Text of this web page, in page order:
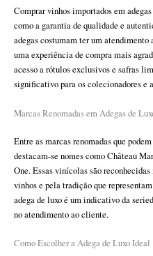
Comprar vinhos importados em
como a garantia de qualidade e
adegas costumam ter um
uma experiência de compra mais
acesso a rótulos exclusivos e safras
significativo para os colecionadores e
Marcas Renomadas em Adegas de
Entre as marcas renomadas que
destacam-se nomes como Château
One. Essas vinícolas são
vinhos e pela tradição que
adega de luxo é um indicativo da
no atendimento ao cliente.
Como Escolher a Adega de Luxo Ideal